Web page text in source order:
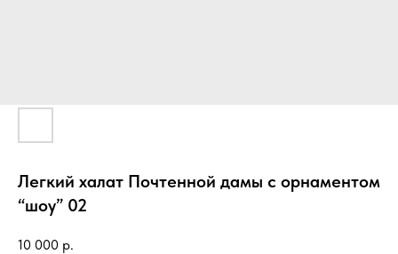
Легкий халат Почтенной дамы с орнаментом
“шоу” 02
10 000 р.